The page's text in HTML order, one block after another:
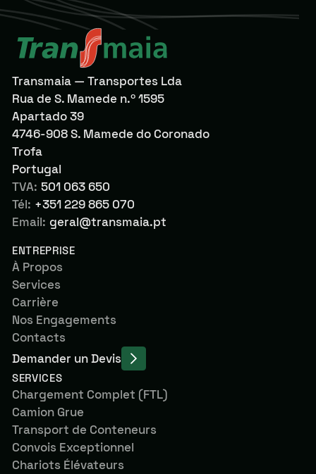
Transmaia — Transportes Lda
Rua de S. Mamede n.º 1595
Apartado 39
4746-908 S. Mamede do Coronado
Trofa
Portugal
TVA: 501 063 650
Tél: +351 229 865 070
Email: geral@transmaia.pt
ENTREPRISE
À Propos
Services
Carrière
Nos Engagements
Contacts
Demander un Devis
SERVICES
Chargement Complet (FTL)
Camion Grue
Transport de Conteneurs
Convois Exceptionnel
Chariots Élévateurs